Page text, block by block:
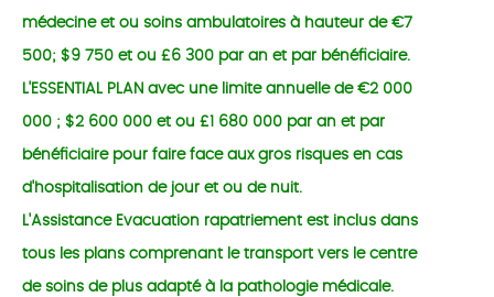
médecine et ou soins ambulatoires à hauteur de €7
500; $9 750 et ou £6 300 par an et par bénéficiaire.
L'ESSENTIAL PLAN avec une limite annuelle de €2 000
000 ; $2 600 000 et ou £1 680 000 par an et par
bénéficiaire pour faire face aux gros risques en cas
d'hospitalisation de jour et ou de nuit.
L'Assistance Evacuation rapatriement est inclus dans
tous les plans comprenant le transport vers le centre
de soins de plus adapté à la pathologie médicale.